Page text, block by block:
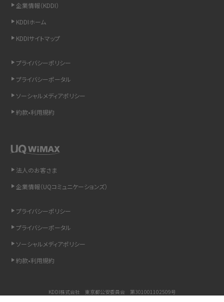
スマホのウィジェットとは？iPhone・Androidの設定方法やおススメを紹介
インスタのDMの送り方は？便利機能の使い方や注意点をわかりやすく解説
Bluetooth®とは？Wi-Fiとの違いやスマホ・PCとの接続方法を解説
「iPhoneを探す」の使い方と設定方法を紹介！ブラウザやアプリから探す方法を
Wi-Fiを快適に使うための速度はどれくらい？用途別の目安・回線ごとの平均を
着信拒否とは？設定方法やブロックした番号の確認方法を解説
iCloudとは？バックアップ設定方法や空き容量が足りない時の対処法を紹介
企業情報（KDDI）
KDDIホーム
KDDIサイトマップ
プライバシーポリシー
プライバシーポータル
ソーシャルメディアポリシー
約款•利用規約
法人のお客さま
企業情報（UQコミュニケーションズ）
プライバシーポリシー
プライバシーポータル
ソーシャルメディアポリシー
約款•利用規約
KDDI株式会社 東京都公安委員会 第301001102509号